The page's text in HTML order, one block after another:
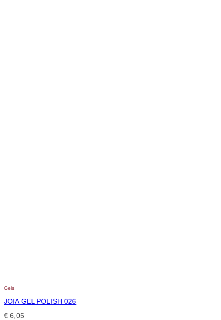
Gels
JOIA GEL POLISH 026
€ 6,05